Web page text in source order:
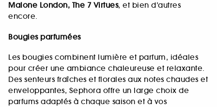
Malone London, The 7 Virtues, et bien d’autres
encore.
Bougies parfumées
Les bougies combinent lumière et parfum, idéales
pour créer une ambiance chaleureuse et relaxante.
Des senteurs fraîches et florales aux notes chaudes et
enveloppantes, Sephora offre un large choix de
parfums adaptés à chaque saison et à vos